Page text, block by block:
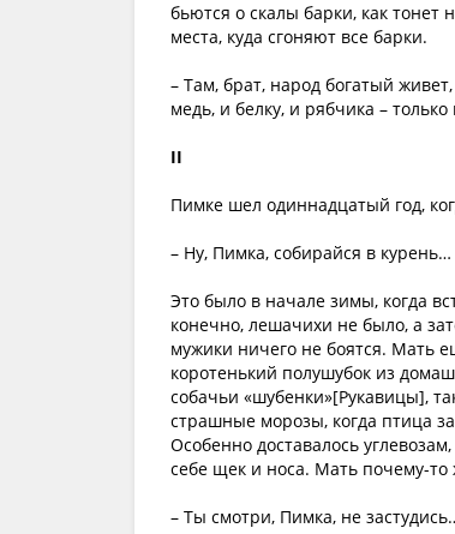
бьются о скалы барки, как
места, куда сгоняют все барки.
– Там, брат, народ богатый
медь, и белку, и рябчика –
II
Пимке шел одиннадцатый год,
– Ну, Пимка, собирайся в
Это было в начале зимы, когда
конечно, лешачихи не было, а
мужики ничего не боятся. Мать
коротенький полушубок из
собачьи «шубенки»[Рукавицы],
страшные морозы, когда птица
Особенно доставалось
себе щек и носа. Мать почему-
– Ты смотри, Пимка, не